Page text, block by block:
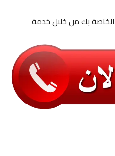
بك من خلال خدمة